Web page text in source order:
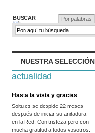
BUSCAR Por palabras
NUESTRA SELECCIÓN
actualidad
Hasta la vista y gracias
Soitu.es se despide 22 meses
después de iniciar su andadura
en la Red. Con tristeza pero con
mucha gratitud a todos vosotros.